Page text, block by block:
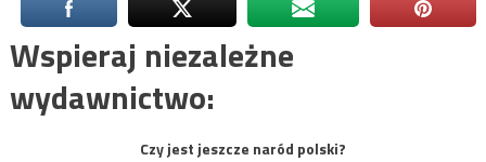
Wspieraj niezależne
wydawnictwo:
Czy jest jeszcze naród polski?